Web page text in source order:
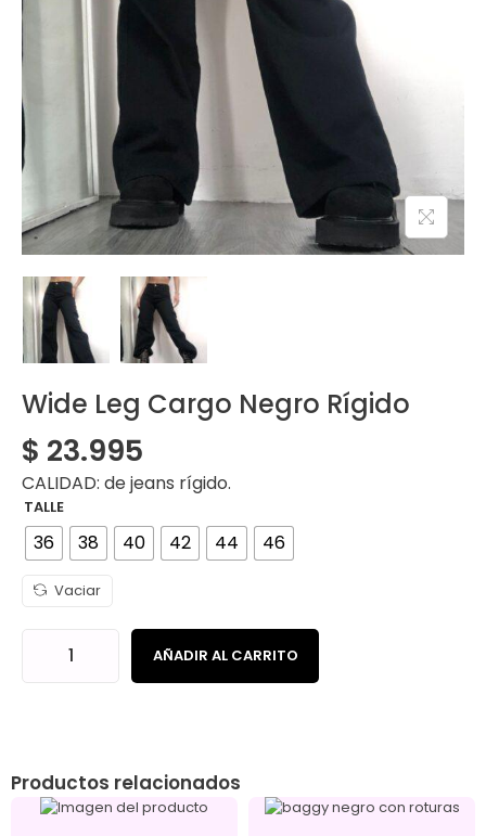
Wide Leg Cargo Negro Rígido
$ 23.995
CALIDAD: de jeans rígido.
TALLE
36 38 40 42 44 46
Vaciar
AÑADIR AL CARRITO
Productos relacionados